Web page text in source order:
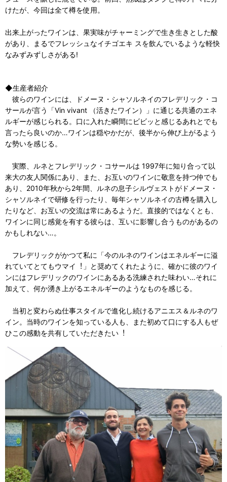
けたが、今回は全て樽を使用。
出来上がったワインは、果実味がチャーミングで生き生きとした酸
があり、まるでフレッシュなイチゴエキ スを飲んでいるような軽快
なみずみずしさがある!
◆生産者紹介
彼らのワインには、ドメーヌ・シャソルネイのフレデリック・コ
サールが⾔う「Vin vivant （活きたワイン）」に通じる共通のエネ
ルギーが感じられる。⼝に⼊れた瞬間にビビッと感じるあれとでも
⾔ったら良いのか…ワインは穏やかだが、後半から伸び上がるよう
な勢いを感じる。
実際、ルネとフレデリック・コサールは 1997年に知り合って以
来⼤の友⼈関係にあり、また、お互いのワインに敬意を持つ仲でも
あり、2010年秋から2年間、ルネの息⼦シルヴェストがドメーヌ・
シャソルネイで研修を⾏ったり、毎年シャソルネイの古樽を購⼊し
たりなど、お互いの交流は常にあるようだ。直接的ではなくとも、
ワインに同じ感覚を有する彼らは、互いに影響し合うものがあるの
かもしれない…。
フレデリックがかつて私に「今のルネのワインはエネルギーに溢
れていてとてもウマイ︕」と奨めてくれたように、確かに彼のワイ
ンにはフレデリックのワインにあるある洗練された味わい…それに
加えて、何か湧き上がるエネルギーのようなものを感じる。
当初と変わらぬ仕事スタイルで進化し続けるアニエス＆ルネのワ
イン。当時のワインを知っている⼈も、また初めて⼝にする⼈もぜ
ひこの感動を共有していただきたい︕